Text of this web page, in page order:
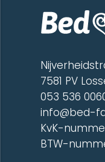
7581 PV
053 536
info@bed-
KvK-
BTW-